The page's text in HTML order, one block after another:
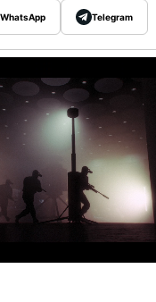
WhatsApp Telegram